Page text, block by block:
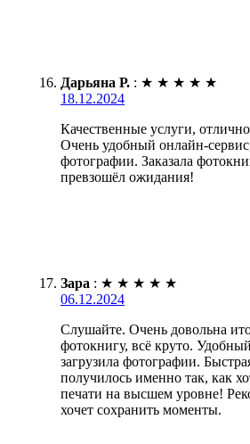
Дарьяна Р. : ★ ★ ★ ★ ★
18.12.2024
Качественные услуги,
Очень удобный онлайн-
фотографии. Заказала
превзошёл ожидания!
Зара : ★ ★ ★ ★ ★
06.12.2024
Слушайте. Очень довольна
фотокнигу, всё круто.
загрузила фотографии.
получилось именно так, как
печати на высшем уровне!
хочет сохранить моменты.